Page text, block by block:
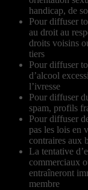
handicap, de
Pour diffuser
au droit au
droits voisins
tiers
Pour diffuser
d’alcool
l’ivresse
Pour diffuser
spam, profils
Pour diffuser
pas les lois en
contraires aux
La tentative
commerciaux
entraîneront
membre